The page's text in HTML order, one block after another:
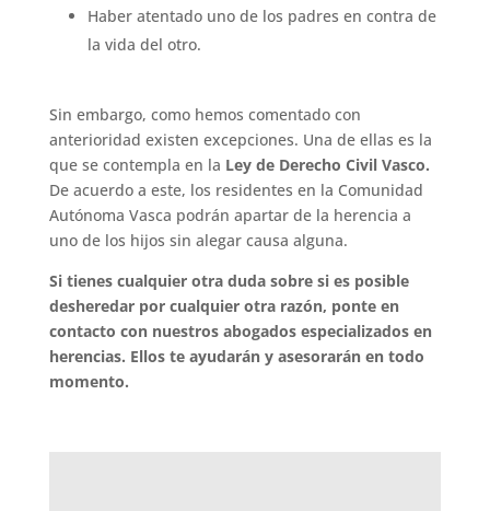
Haber atentado uno de los padres en contra de
la vida del otro.
Sin embargo, como hemos comentado con
anterioridad existen excepciones. Una de ellas es la
que se contempla en la Ley de Derecho Civil Vasco.
De acuerdo a este, los residentes en la Comunidad
Autónoma Vasca podrán apartar de la herencia a
uno de los hijos sin alegar causa alguna.
Si tienes cualquier otra duda sobre si es posible
desheredar por cualquier otra razón, ponte en
contacto con nuestros abogados especializados en
herencias. Ellos te ayudarán y asesorarán en todo
momento.